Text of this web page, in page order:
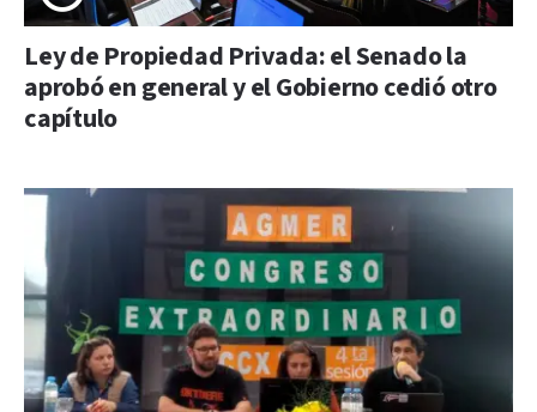
Ley de Propiedad Privada: el Senado la
aprobó en general y el Gobierno cedió otro
capítulo